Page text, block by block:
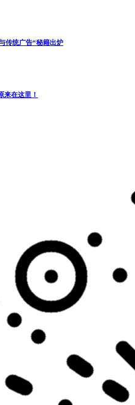
传统广告“秘籍出炉
来在这里！